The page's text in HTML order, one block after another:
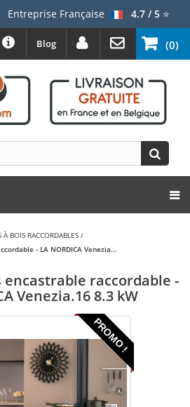
Entreprise Française 4.7 / 5⭐
(0)
Blog
À BOIS RACCORDABLES /
- LA NORDICA Venezia...
raccordable -
Venezia.16 8.3 kW
PROMO !